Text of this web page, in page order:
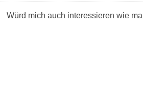
Würd mich auch interessieren wie